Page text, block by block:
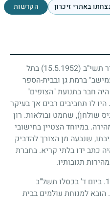
באתרי זיכרון הקדשות
תשי"ב (15.5.1952)
בתל
ברמת גן ובבית-הספר
חבר בתנועת "הצופים"
לו תחביבים רבים אך בעיקר
שולחן), שחמט ובולאות. רון
במיוחד הצטיין בחישובי
שנבעה מן הצורך להדביק
כתב ידו בלתי קריא. בחברת
תגובותיו.
. ביום ד' בכסלו תשל"ב
הובא למנוחת עולמים בבית